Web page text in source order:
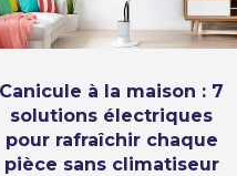
Canicule à la maison : 7
solutions électriques
pour rafraîchir chaque
pièce sans climatiseur